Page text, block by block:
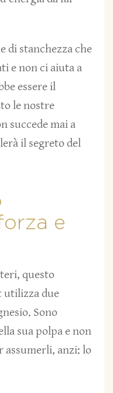
di stanchezza che
e non ci aiuta a
essere il
le nostre
succede mai a
il segreto del
e
questo
utilizza due
Sono
sua polpa e non
assumerli, anzi: lo